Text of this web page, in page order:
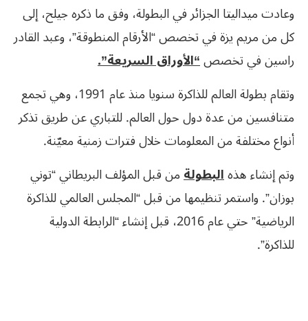
وعادت ميداليتا الجزائر في البطولة، وفق ما ذكره جيلح، إلى
كل من مريم يزة في تخصص “الأرقام المنطوقة”، وعبد القادر
راسين في تخصص“الأوراق السريعة”.
وتقام بطولة العالم للذاكرة سنويا منذ عام 1991، وهي تجمع
متنافسين من عدة دول حول العالم. للتباري عن طريق تذكر
أنواع مختلفة من المعلومات خلال فترات زمنية معيّنة.
وتم إنشاء هذهالبطولةمن قبل المؤلف البريطاني “توني
بوزان”. واستمر تنظيمها من قبل “المجلس العالمي للذاكرة
الرياضية” حتي عام 2016، قبل إنشاء “الرابطة الدولية
للذاكرة”.